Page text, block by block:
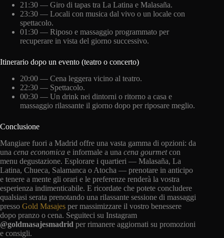
21:30 — Giro di tapas tra La Latina e Malasaña.
23:30 — Locali con musica dal vivo o un locale con
spettacolo.
01:30 — Riposo e massaggio programmato per
recuperare in vista del giorno successivo.
Itinerario dopo un evento (teatro o concerto)
20:00 — Cena leggera vicino al teatro.
22:30 — Spettacolo.
00:30 — Un drink nei dintorni o ritorno a casa e
massaggio rilassante il giorno dopo per riposare meglio.
Conclusione
Mangiare fuori a Madrid offre una vasta gamma di opzioni: da
una cena economica e informale a una cena gourmetcon
menu degustazione. Esplorare i quartieri — Malasaña, La
Latina, Chueca, Salamanca o Atocha — prenotare in anticipo
e tenere a mente gli orari e le preferenze renderà la vostra
esperienza indimenticabile. E ricordate che potete concludere
qualsiasi serata prenotando una rilassante sessione di massaggi
presso Gold Masajes per massimizzare il vostro benessere
dopo pranzo o cena. Seguiteci su Instagram
@goldmasajesmadrid per rimanere aggiornati su promozioni
e consigli.